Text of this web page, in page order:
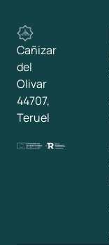
Cañizar
del
Olivar
44707,
Teruel